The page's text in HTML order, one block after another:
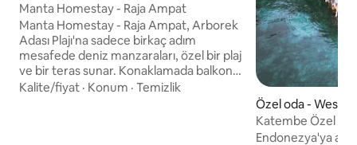
Manta Homestay - Raja Ampat
Manta Homestay - Raja Ampat, Arborek
Adası Plajı'na sadece birkaç adım
mesafede deniz manzaraları, özel bir plaj
ve bir teras sunar. Konaklamada balkon
ve 7/24 güvenlikli özel giriş
Kalite/fiyat · Konum · Temizlik
Özel oda - West
Katembe Özel
Ampat
Endonezya'ya ait